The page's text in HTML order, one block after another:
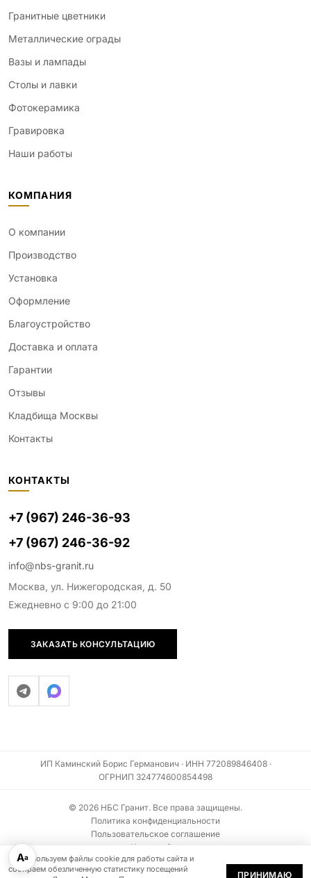
Гранитные цветники
Металлические ограды
Вазы и лампады
Столы и лавки
Фотокерамика
Гравировка
Наши работы
КОМПАНИЯ
О компании
Производство
Установка
Оформление
Благоустройство
Доставка и оплата
Гарантии
Отзывы
Кладбища Москвы
Контакты
КОНТАКТЫ
+7 (967) 246-36-93
+7 (967) 246-36-92
info@nbs-granit.ru
Москва, ул. Нижегородская, д. 50
Ежедневно с 9:00 до 21:00
ЗАКАЗАТЬ КОНСУЛЬТАЦИЮ
ИП Каминский Борис Германович · ИНН 772089846408 ·
ОГРНИП 324774600854498
© 2026 НБС Гранит. Все права защищены.
Политика конфиденциальности
Пользовательское соглашение
Карта сайта
Информация на сайте не является публичной офертой (ст. 437 ГК РФ)
Мы используем файлы cookie для работы сайта и
собираем обезличенную статистику посещений
ПРИНИМАЮ
Аа